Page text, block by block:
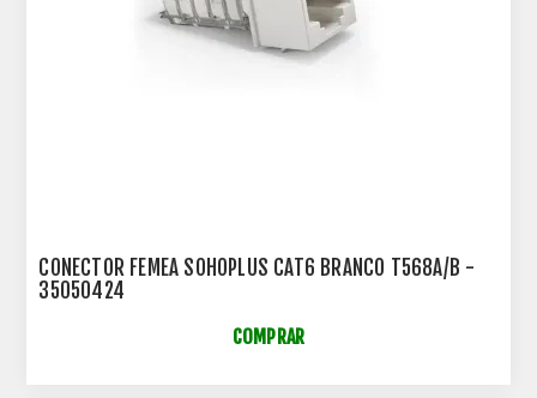
CONECTOR FEMEA SOHOPLUS CAT6 BRANCO T568A/B -
35050424
COMPRAR